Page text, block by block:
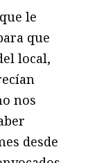
le
que
local,
nos
desde